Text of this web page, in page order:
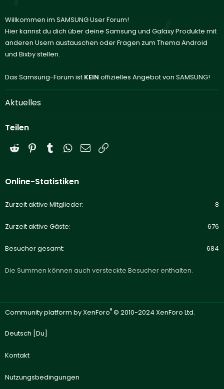
Willkommen im SAMSUNG User Forum!
Hier kannst du dich über deine Samsung und Galaxy Produkte mit
anderen Usern austauschen oder Fragen zum Thema Android
und Bixby stellen.
Das Samsung-Forum ist KEIN offizielles Angebot von SAMSUNG!
Aktuelles
Teilen
Reddit PinterestTumblrWhatsApp
E-Mail
Online-Statistiken
Zurzeit aktive Mitglieder 8
Zurzeit aktive Gäste 676
Besucher gesamt 684
Die Summen können auch versteckte Besucher enthalten.
Community platform by XenForo® © 2010-2024 XenForo Ltd.
Deutsch [Du]
Kontakt
Nutzungsbedingungen